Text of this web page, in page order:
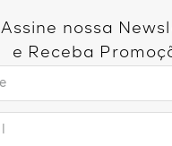
Assine nossa
e Receba